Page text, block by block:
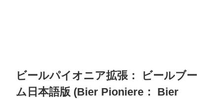
ビールパイオニア拡張： ビールブー
ム日本語版 (Bier Pioniere： Bier